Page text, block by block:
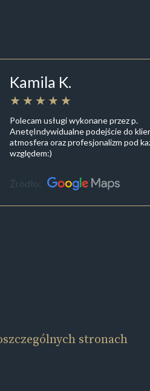
Kamila K.
Polecam usługi wykonane przez p.
AnetęIndywidualne podejście do
atmosfera oraz profesjonalizm pod
względem:)
Źródło:
stronach